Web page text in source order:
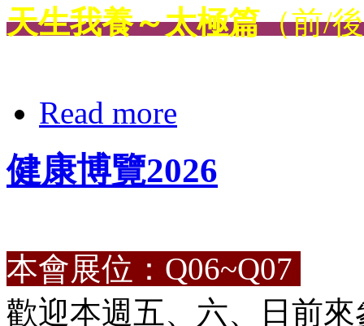
天生我養～太極篇（前/
Read more
健康博覽2026
本會展位：Q06~Q07
歡迎本週五、六、日前來